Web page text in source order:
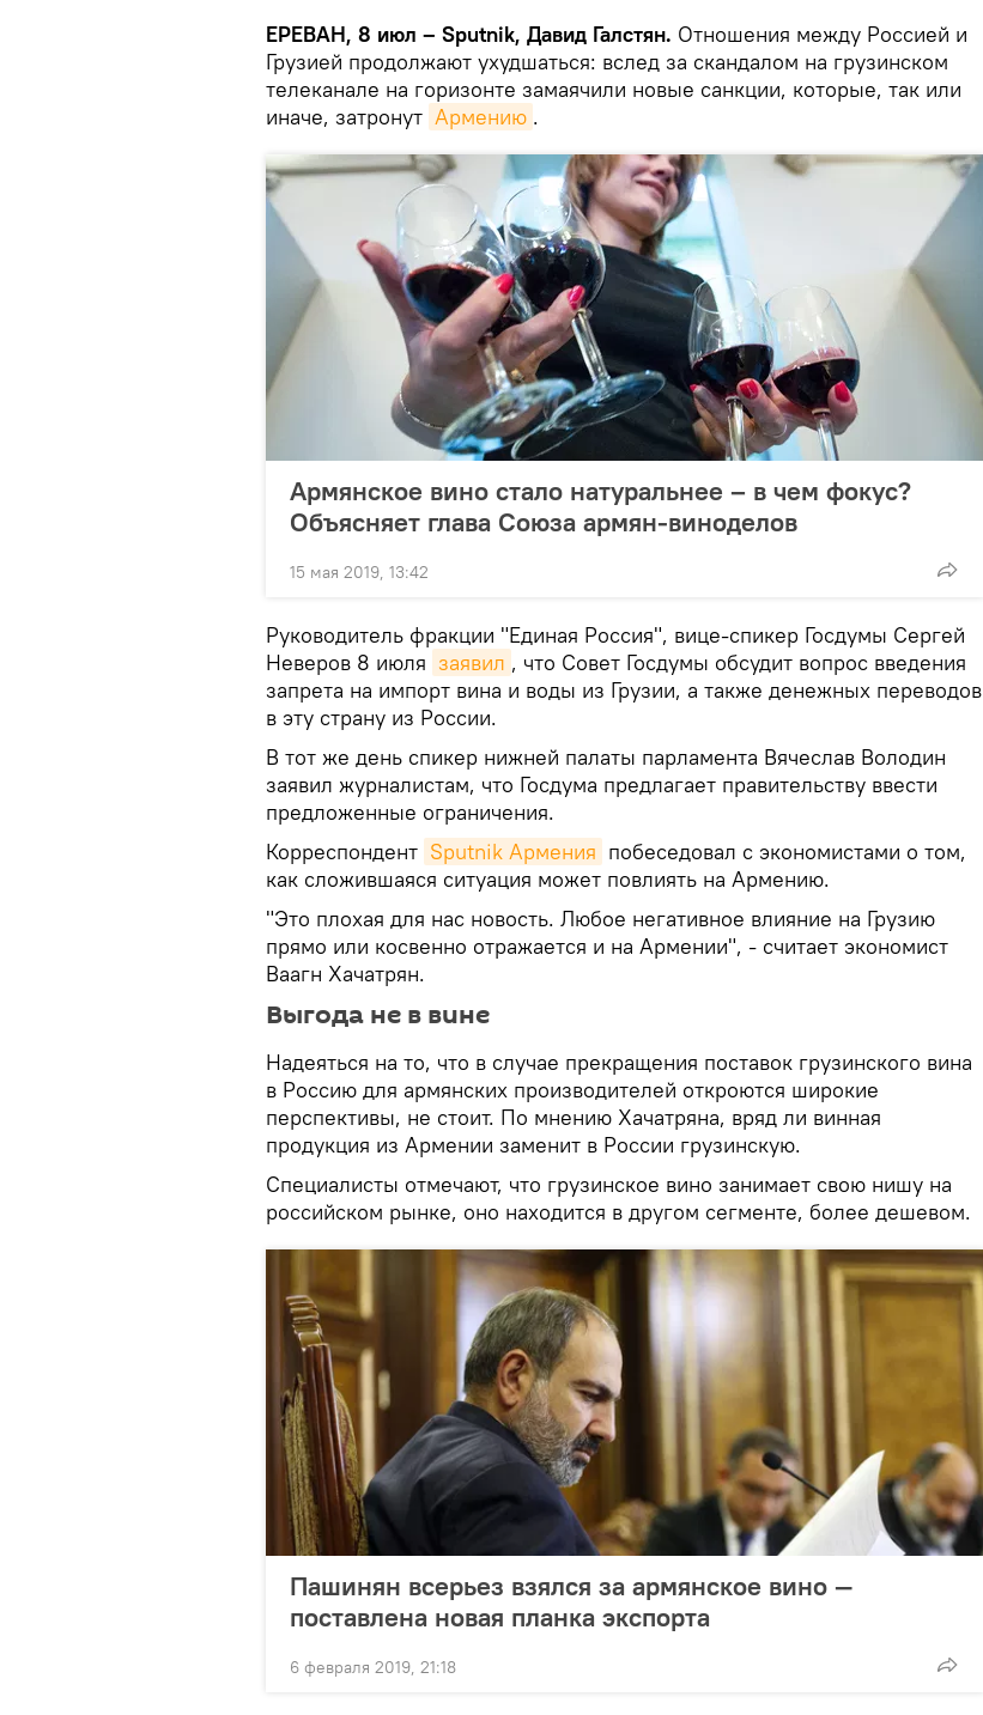
ЕРЕВАН, 8 июл – Sputnik, Давид Галстян. Отношения между Россией и
Грузией продолжают ухудшаться: вслед за скандалом на грузинском
телеканале на горизонте замаячили новые санкции, которые, так или
иначе, затронут Армению .
Армянское вино стало натуральнее – в чем фокус?
Объясняет глава Союза армян-виноделов
15 мая 2019, 13:42
Руководитель фракции "Единая Россия", вице-спикер Госдумы Сергей
Неверов 8 июля заявил , что Совет Госдумы обсудит вопрос введения
запрета на импорт вина и воды из Грузии, а также денежных переводов
в эту страну из России.
В тот же день спикер нижней палаты парламента Вячеслав Володин
заявил журналистам, что Госдума предлагает правительству ввести
предложенные ограничения.
Корреспондент Sputnik Армения побеседовал с экономистами о том,
как сложившаяся ситуация может повлиять на Армению.
"Это плохая для нас новость. Любое негативное влияние на Грузию
прямо или косвенно отражается и на Армении", - считает экономист
Ваагн Хачатрян.
Выгода не в вине
Надеяться на то, что в случае прекращения поставок грузинского вина
в Россию для армянских производителей откроются широкие
перспективы, не стоит. По мнению Хачатряна, вряд ли винная
продукция из Армении заменит в России грузинскую.
Специалисты отмечают, что грузинское вино занимает свою нишу на
российском рынке, оно находится в другом сегменте, более дешевом.
Пашинян всерьез взялся за армянское вино —
поставлена новая планка экспорта
6 февраля 2019, 21:18